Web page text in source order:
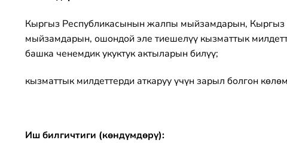
Кыргыз Республикасынын жалпы мыйзамдарын, Кыргыз
мыйзамдарын, ошондой эле тиешелүү кызматтык
башка ченемдик укуктук актыларын билүү;
кызматтык милдеттерди аткаруу үчүн зарыл болгон
Иш билгичтиги (көндүмдөрү):